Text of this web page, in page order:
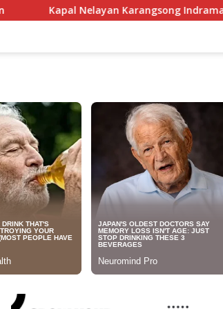
Indramayu Terbakar Dilalap Si